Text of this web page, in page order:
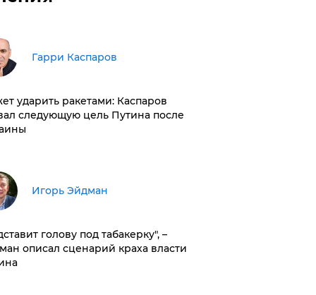
Гарри Каспаров
ударить ракетами: Каспаров
следующую цель Путина после
Игорь Эйдман
голову под табакерку", –
описал сценарий краха власти